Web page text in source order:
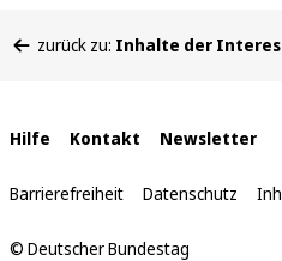
befinden
zurück zu: Inhalte der
Interne
Links
Hilfe Kontakt Newsletter
Barrierefreiheit Datenschutz
© Deutscher Bundestag